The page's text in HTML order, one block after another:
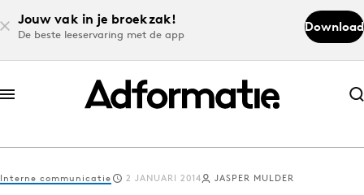
Jouw vak in je broekzak!
De beste leeservaring met de app
Download
Abonneer nu
Abonneer nu
Log in
Interne communicatie 2 JANUARI 2014 JASPER MULDER